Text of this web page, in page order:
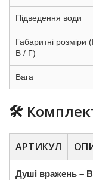
Підведення води
Габаритні розміри
В / Г)
Вага
🛠️
АРТИКУЛ
Душі вражень –